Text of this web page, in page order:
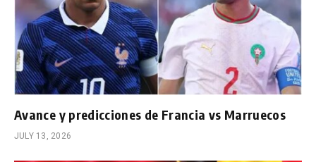
Avance y predicciones de Francia vs Marruecos
JULY 13, 2026